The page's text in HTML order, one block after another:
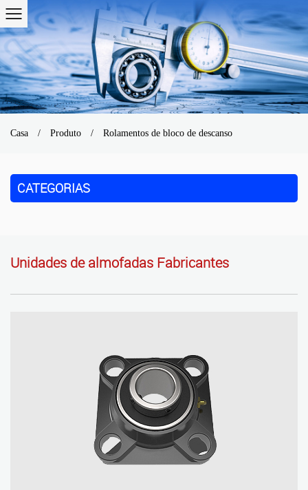
Casa / Produto / Rolamentos de bloco de descanso
CATEGORIAS
Unidades de almofadas Fabricantes